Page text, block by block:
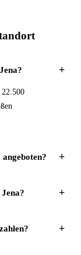
+
22.500
+
+
+